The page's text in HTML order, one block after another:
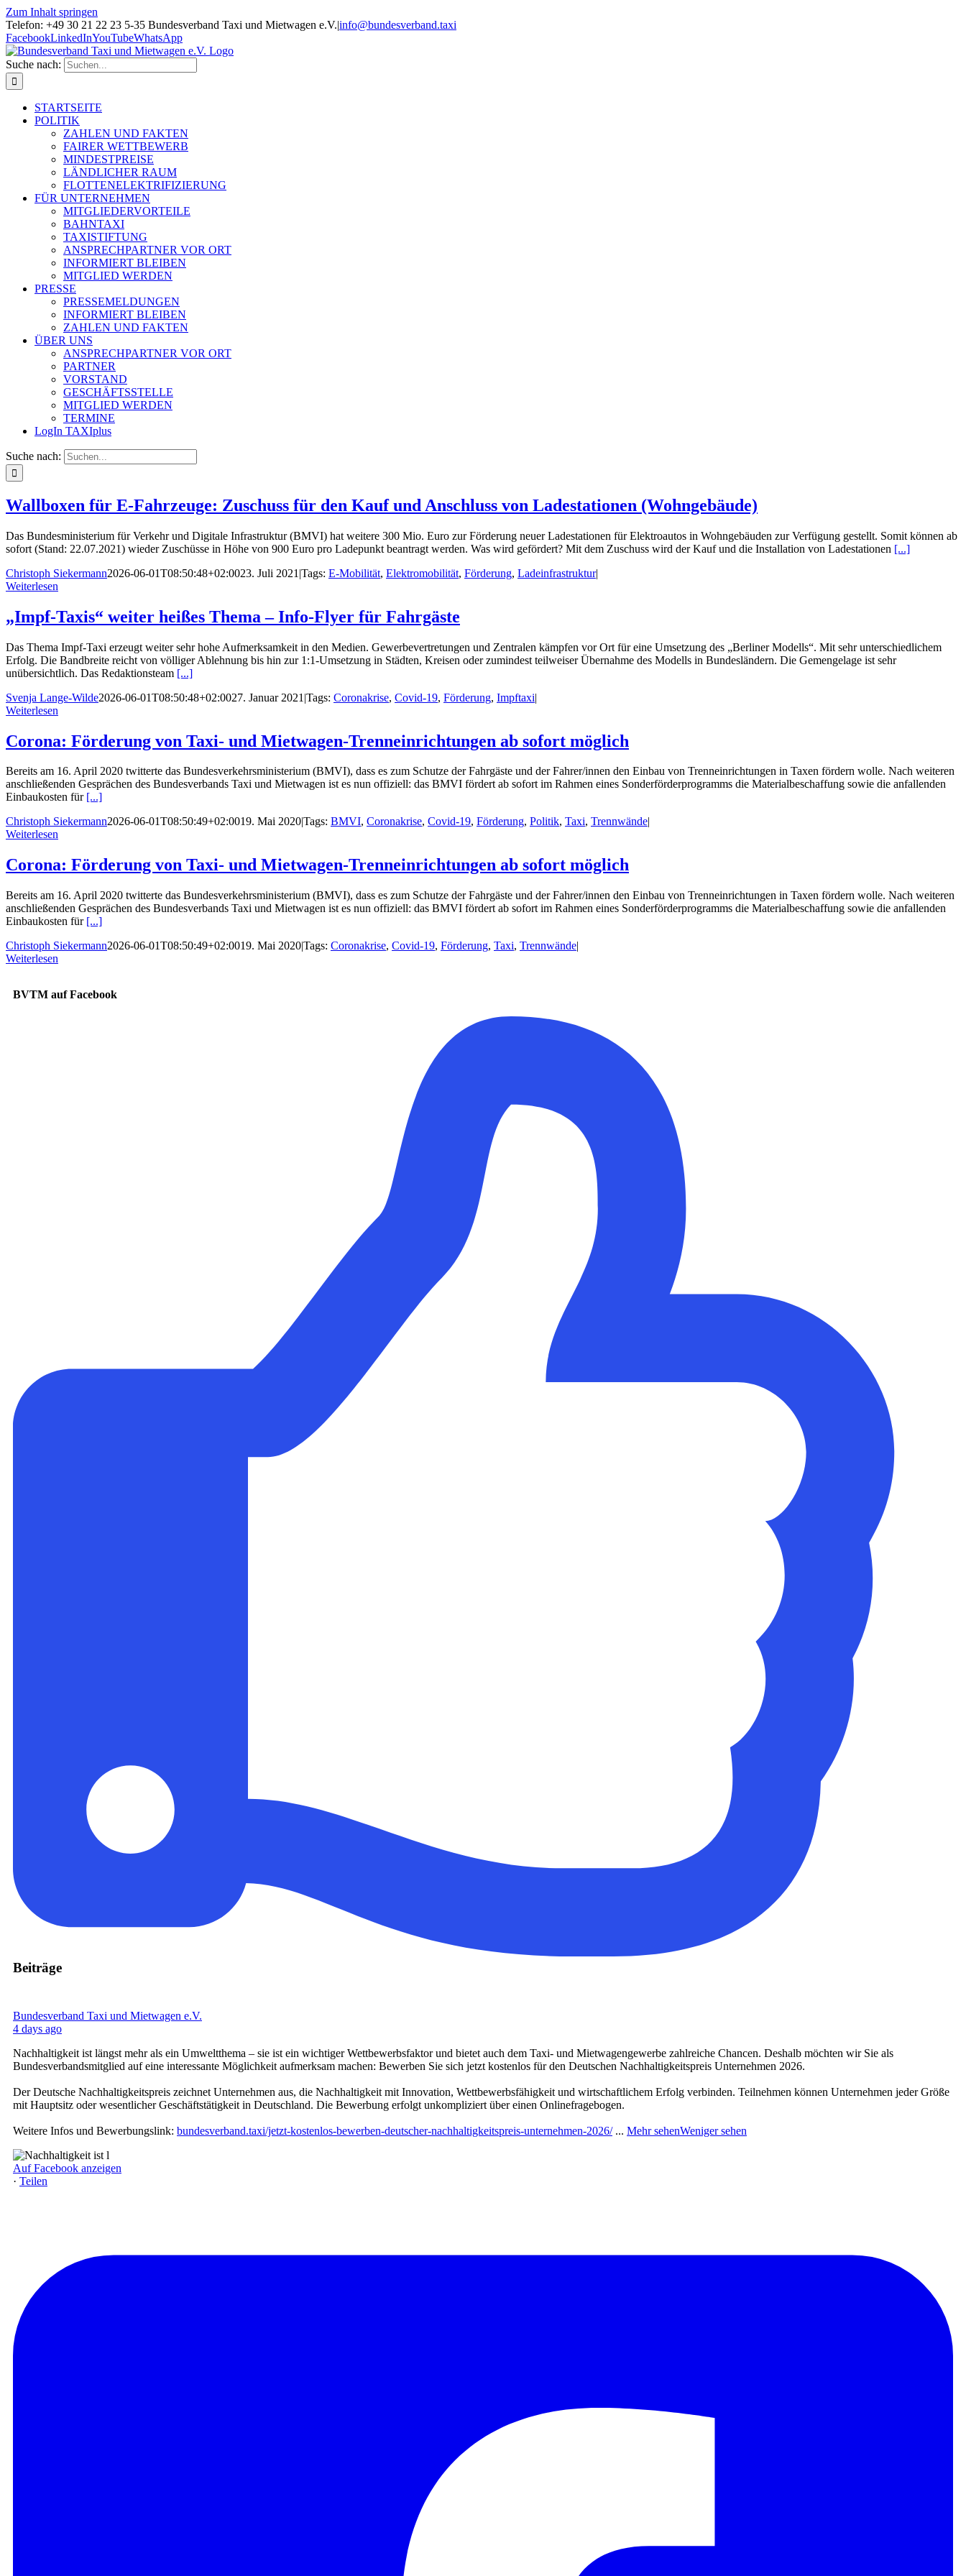
Zum Inhalt springen
Telefon: +49 30 21 22 23 5-35 Bundesverband Taxi und Mietwagen e.V.|info@bundesverband.taxi
FacebookLinkedInYouTubeWhatsApp
Suche nach:
STARTSEITE
POLITIK
ZAHLEN UND FAKTEN
FAIRER WETTBEWERB
MINDESTPREISE
LÄNDLICHER RAUM
FLOTTENELEKTRIFIZIERUNG
FÜR UNTERNEHMEN
MITGLIEDERVORTEILE
BAHNTAXI
TAXISTIFTUNG
ANSPRECHPARTNER VOR ORT
INFORMIERT BLEIBEN
MITGLIED WERDEN
PRESSE
PRESSEMELDUNGEN
INFORMIERT BLEIBEN
ZAHLEN UND FAKTEN
ÜBER UNS
ANSPRECHPARTNER VOR ORT
PARTNER
VORSTAND
GESCHÄFTSSTELLE
MITGLIED WERDEN
TERMINE
LogIn TAXIplus
Suche nach:
Wallboxen für E-Fahrzeuge: Zuschuss für den Kauf und Anschluss von Ladestationen (Wohngebäude)
Das Bundesministerium für Verkehr und Digitale Infrastruktur (BMVI) hat weitere 300 Mio. Euro zur Förderung neuer Ladestationen für Elektroautos in Wohngebäuden zur Verfügung gestellt. Somit können ab
sofort (Stand: 22.07.2021) wieder Zuschüsse in Höhe von 900 Euro pro Ladepunkt beantragt werden. Was wird gefördert? Mit dem Zuschuss wird der Kauf und die Installation von Ladestationen [...]
Christoph Siekermann2026-06-01T08:50:48+02:0023. Juli 2021 |Tags: E-Mobilität, Elektromobilität, Förderung, Ladeinfrastruktur|
Weiterlesen
„Impf-Taxis“ weiter heißes Thema – Info-Flyer für Fahrgäste
Das Thema Impf-Taxi erzeugt weiter sehr hohe Aufmerksamkeit in den Medien. Gewerbevertretungen und Zentralen kämpfen vor Ort für eine Umsetzung des „Berliner Modells“. Mit sehr unterschiedlichem
Erfolg. Die Bandbreite reicht von völliger Ablehnung bis hin zur 1:1-Umsetzung in Städten, Kreisen oder zumindest teilweiser Übernahme des Modells in Bundesländern. Die Gemengelage ist sehr
unübersichtlich. Das Redaktionsteam [...]
Svenja Lange-Wilde2026-06-01T08:50:48+02:0027. Januar 2021 |Tags: Coronakrise, Covid-19, Förderung, Impftaxi|
Weiterlesen
Corona: Förderung von Taxi- und Mietwagen-Trenneinrichtungen ab sofort möglich
Bereits am 16. April 2020 twitterte das Bundesverkehrsministerium (BMVI), dass es zum Schutze der Fahrgäste und der Fahrer/innen den Einbau von Trenneinrichtungen in Taxen fördern wolle. Nach weiteren
anschließenden Gesprächen des Bundesverbands Taxi und Mietwagen ist es nun offiziell: das BMVI fördert ab sofort im Rahmen eines Sonderförderprogramms die Materialbeschaffung sowie die anfallenden
Einbaukosten für [...]
Christoph Siekermann2026-06-01T08:50:49+02:0019. Mai 2020|Tags: BMVI, Coronakrise, Covid-19, Förderung, Politik, Taxi, Trennwände|
Weiterlesen
Corona: Förderung von Taxi- und Mietwagen-Trenneinrichtungen ab sofort möglich
Bereits am 16. April 2020 twitterte das Bundesverkehrsministerium (BMVI), dass es zum Schutze der Fahrgäste und der Fahrer/innen den Einbau von Trenneinrichtungen in Taxen fördern wolle. Nach weiteren
anschließenden Gesprächen des Bundesverbands Taxi und Mietwagen ist es nun offiziell: das BMVI fördert ab sofort im Rahmen eines Sonderförderprogramms die Materialbeschaffung sowie die anfallenden
Einbaukosten für [...]
Christoph Siekermann2026-06-01T08:50:49+02:0019. Mai 2020|Tags: Coronakrise, Covid-19, Förderung, Taxi, Trennwände|
Weiterlesen
BVTM auf Facebook
Beiträge
Bundesverband Taxi und Mietwagen e.V.
4 days ago
Nachhaltigkeit ist längst mehr als ein Umweltthema – sie ist ein wichtiger Wettbewerbsfaktor und bietet auch dem Taxi- und Mietwagengewerbe zahlreiche Chancen. Deshalb möchten wir Sie als
Bundesverbandsmitglied auf eine interessante Möglichkeit aufmerksam machen: Bewerben Sie sich jetzt kostenlos für den Deutschen Nachhaltigkeitspreis Unternehmen 2026.
Der Deutsche Nachhaltigkeitspreis zeichnet Unternehmen aus, die Nachhaltigkeit mit Innovation, Wettbewerbsfähigkeit und wirtschaftlichem Erfolg verbinden. Teilnehmen können Unternehmen jeder Größe
mit Hauptsitz oder wesentlicher Geschäftstätigkeit in Deutschland. Die Bewerbung erfolgt unkompliziert über einen Onlinefragebogen.
Weitere Infos und Bewerbungslink: bundesverband.taxi/jetzt-kostenlos-bewerben-deutscher-nachhaltigkeitspreis-unternehmen-2026/ ... Mehr sehenWeniger sehen
Auf Facebook anzeigen
· Teilen